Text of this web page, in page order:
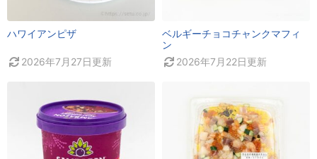
ハワイアンピザ
2026年7月27日更新
ベルギーチョコチャンクマフィ
ン
2026年7月22日更新